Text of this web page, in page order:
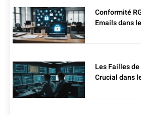
Conformité
Emails dans
Les Failles
Crucial dans